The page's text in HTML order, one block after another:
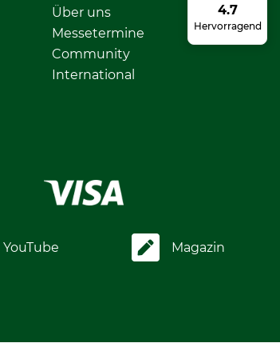
4.7
Hervorragend
Über uns
Messetermine
Community
International
YouTube Magazin